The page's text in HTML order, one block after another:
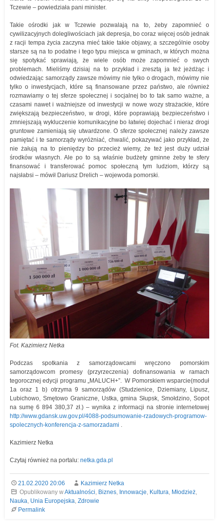
Tczewie – powiedziała pani minister.
Takie ośrodki jak w Tczewie pozwalają na to, żeby zapomnieć o
cywilizacyjnych dolegliwościach jak depresja, bo coraz więcej osób jednak
z racji tempa życia zaczyna mieć takie takie objawy, a szczególnie osoby
starsze są na to podatne i tego typu miejsca w gminach, w których można
się spotykać sprawiają, że wiele osób może zapomnieć o swych
problemach. Mieliśmy dzisiaj na to przykład i zresztą ja też jeżdżąc i
odwiedzając samorządy zawsze mówimy nie tylko o drogach, mówimy nie
tylko o inwestycjach, które są finansowane przez państwo, ale również
rozmawiamy o tej sferze społecznej i socjalnej bo to tak samo ważne, a
czasami nawet i ważniejsze od inwestycji w nowe wozy strażackie, które
zwiększają bezpieczeństwo, w drogi, które poprawiają bezpieczeństwo i
zmniejszają wykluczenie komunikacyjne bo łatwiej dojechać i nieraz drogi
gruntowe zamieniają się utwardzone. O sferze społecznej należy zawsze
pamiętać i te samorządy wyróżniać, chwalić, pokazywać jako przykład, że
nie żałują na to pieniędzy bo przecież wiemy, że też jest duży udział
środków własnych. Ale po to są właśnie budżety gminne żeby te sfery
finansować i transferować pomoc społeczną tym ludziom, którzy są
najsłabsi – mówił Dariusz Drelich – wojewoda pomorski.
Fot. Kazimierz Netka
Podczas spotkania z samorządowcami wręczono pomorskim
samorządowcom promesy (przyrzeczenia) dofinansowania w ramach
tegorocznej edycji programu „MALUCH+”. W Pomorskiem wsparcie(moduł
1a oraz 1 b) otrzyma 9 samorządów (Studzienice, Dziemiany, Lipusz,
Lubichowo, Smętowo Graniczne, Ustka, gmina Słupsk, Smołdzino, Sopot
na sumę 6 894 380,37 zł.) – wynika z informacji na stronie internetowej
http://www.gdansk.uw.gov.pl/4088-podsumowanie-rzadowych-programow-
spolecznych-konferencja-z-samorzadami .
Kazimierz Netka
Czytaj również na portalu: netka.gda.pl
21.02.2020 20:06
Kazimierz Netka
Opublikowany wAktualności, Biznes, Innowacje, Kultura, Młodzież,
Nauka, Unia Europejska, Zdrowie
Permalink